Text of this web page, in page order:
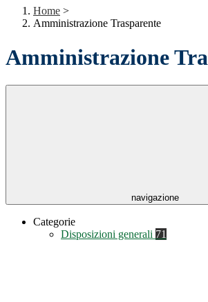
Home >
Amministrazione Trasparente
Amministrazione
navigazione
Categorie
Disposizioni generali 71